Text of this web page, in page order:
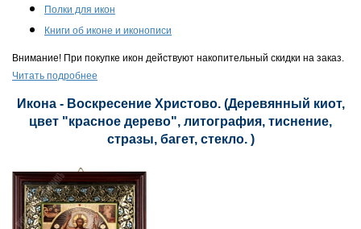
Полки для икон
Книги об иконе и иконописи
Внимание! При покупке икон действуют накопительный скидки на заказ.
Читать подробнее
Икона - Воскресение Христово. (Деревянный киот,
цвет "красное дерево", литография, тиснение,
стразы, багет, стекло. )